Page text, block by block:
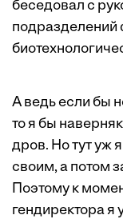
беседовал с
подразделений
А ведь если бы
то я бы
дров. Но тут уж
своим, а потом
Поэтому к
гендиректора я